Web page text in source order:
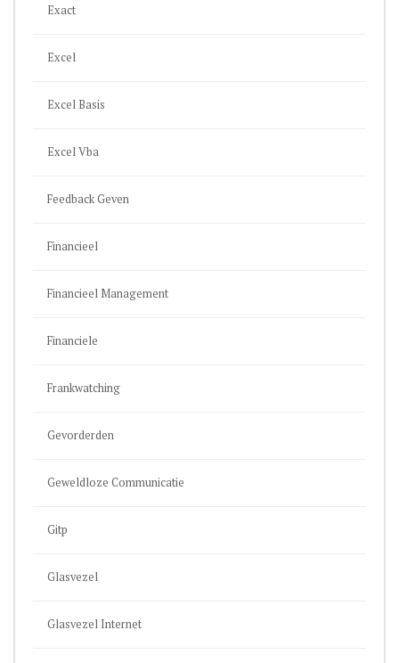
Exact
Excel
Excel Basis
Excel Vba
Feedback Geven
Financieel
Financieel Management
Financiele
Frankwatching
Gevorderden
Geweldloze Communicatie
Gitp
Glasvezel
Glasvezel Internet